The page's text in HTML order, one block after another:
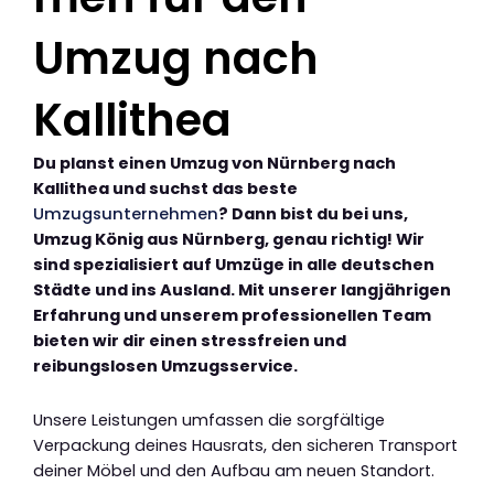
Umzug nach
Kallithea
Du planst einen Umzug von Nürnberg nach
Kallithea und suchst das beste
Umzugsunternehmen? Dann bist du bei uns,
Umzug König aus Nürnberg, genau richtig! Wir
sind spezialisiert auf Umzüge in alle deutschen
Städte und ins Ausland. Mit unserer langjährigen
Erfahrung und unserem professionellen Team
bieten wir dir einen stressfreien und
reibungslosen Umzugsservice.
Unsere Leistungen umfassen die sorgfältige
Verpackung deines Hausrats, den sicheren Transport
deiner Möbel und den Aufbau am neuen Standort.